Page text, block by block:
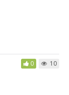
0 10